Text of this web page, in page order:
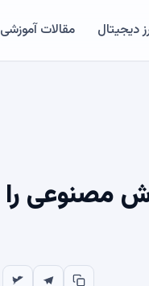
دیجیتال مقالات آموزشی
مصنوعی را